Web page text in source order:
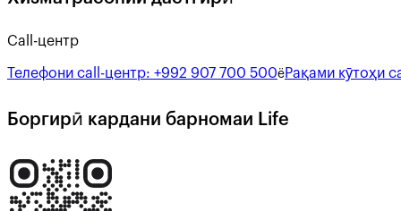
Call-центр
Телефони call-центр: +992 907 700 500ёРақами кӯтоҳи
Боргирӣ кардани барномаи Life